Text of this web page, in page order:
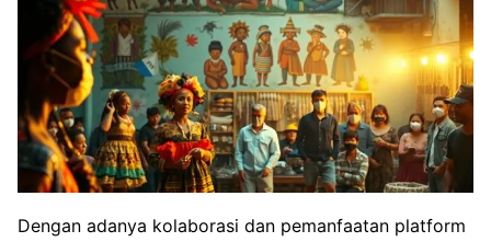
Dengan adanya kolaborasi dan pemanfaatan platform